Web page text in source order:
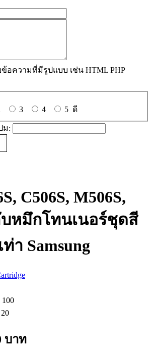
อความที่มีรูปแบบ เช่น HTML PHP
3 4 5 ดี
ม:
C506S, M506S,
บหมึกโทนเนอร์ชุดสี
า Samsung
บาท